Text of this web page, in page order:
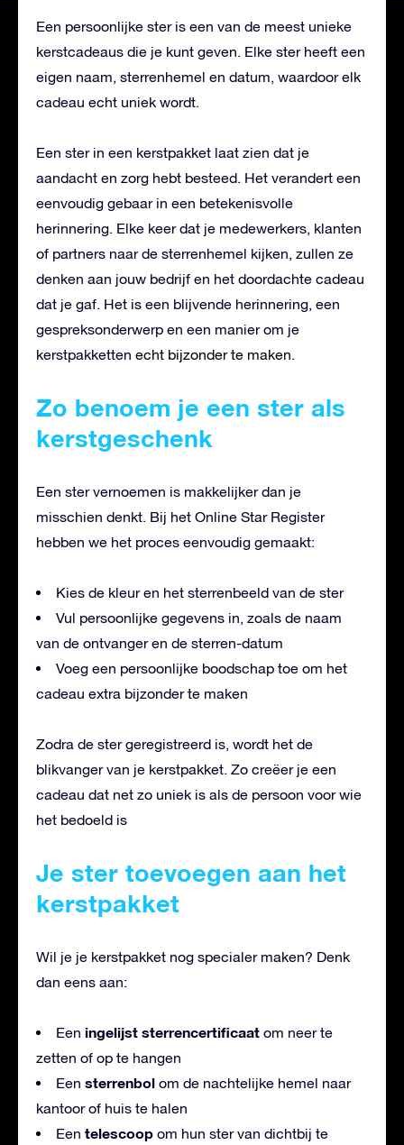
Een persoonlijke ster is een van de meest unieke
kerstcadeaus die je kunt geven. Elke ster heeft een
eigen naam, sterrenhemel en datum, waardoor elk
cadeau echt uniek wordt.
Een ster in een kerstpakket laat zien dat je
aandacht en zorg hebt besteed. Het verandert een
eenvoudig gebaar in een betekenisvolle
herinnering. Elke keer dat je medewerkers, klanten
of partners naar de sterrenhemel kijken, zullen ze
denken aan jouw bedrijf en het doordachte cadeau
dat je gaf. Het is een blijvende herinnering, een
gespreksonderwerp en een manier om je
kerstpakketten echt bijzonder te maken.
Zo benoem je een ster als
kerstgeschenk
Een ster vernoemen is makkelijker dan je
misschien denkt. Bij het Online Star Register
hebben we het proces eenvoudig gemaakt:
Kies de kleur en het sterrenbeeld van de ster
Vul persoonlijke gegevens in, zoals de naam
van de ontvanger en de sterren-datum
Voeg een persoonlijke boodschap toe om het
cadeau extra bijzonder te maken
Zodra de ster geregistreerd is, wordt het de
blikvanger van je kerstpakket. Zo creëer je een
cadeau dat net zo uniek is als de persoon voor wie
het bedoeld is
Je ster toevoegen aan het
kerstpakket
Wil je je kerstpakket nog specialer maken? Denk
dan eens aan:
Een ingelijst sterrencertificaat om neer te
zetten of op te hangen
Een sterrenbol om de nachtelijke hemel naar
kantoor of huis te halen
Een telescoop om hun ster van dichtbij te